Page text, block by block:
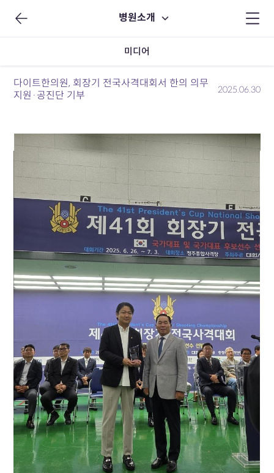
병원소개
미디어
다이트한의원, 회장기 전국사격대회서 한의 의무
지원·공진단 기부
2025.06.30